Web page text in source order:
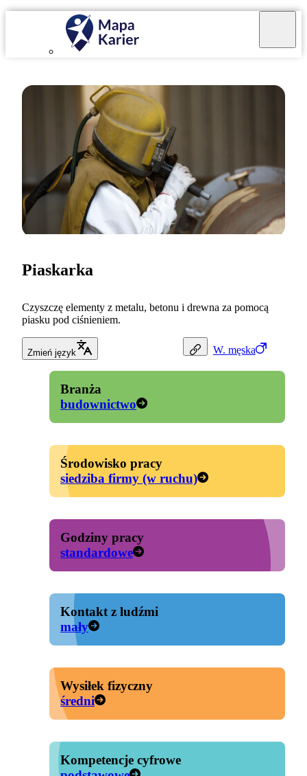
W. męska
Piaskarka
Czyszczę elementy z metalu, betonu i drewna za pomocą
piasku pod ciśnieniem.
Zmień język
Branża
budownictwo
Środowisko pracy
siedziba firmy (w ruchu)
Godziny pracy
standardowe
Kontakt z ludźmi
mały
Wysiłek fizyczny
średni
Kompetencje cyfrowe